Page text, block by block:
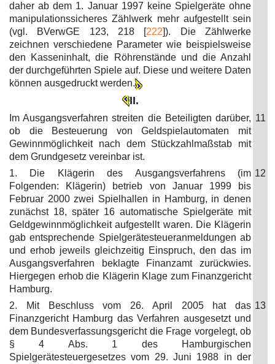
daher ab dem 1. Januar 1997 keine Spielgeräte ohne
manipulationssicheres Zählwerk mehr aufgestellt sein
(vgl. BVerwGE 123, 218 [222]). Die Zählwerke
zeichnen verschiedene Parameter wie beispielsweise
den Kasseninhalt, die Röhrenstände und die Anzahl
der durchgeführten Spiele auf. Diese und weitere Daten
können ausgedruckt werden.
II.
Im Ausgangsverfahren streiten die Beteiligten darüber,
ob die Besteuerung von Geldspielautomaten mit
Gewinnmöglichkeit nach dem Stückzahlmaßstab mit
dem Grundgesetz vereinbar ist.
11
1. Die Klägerin des Ausgangsverfahrens (im
Folgenden: Klägerin) betrieb von Januar 1999 bis
Februar 2000 zwei Spielhallen in Hamburg, in denen
zunächst 18, später 16 automatische Spielgeräte mit
Geldgewinnmöglichkeit aufgestellt waren. Die Klägerin
gab entsprechende Spielgerätesteueranmeldungen ab
und erhob jeweils gleichzeitig Einspruch, den das im
Ausgangsverfahren beklagte Finanzamt zurückwies.
Hiergegen erhob die Klägerin Klage zum Finanzgericht
Hamburg.
12
2. Mit Beschluss vom 26. April 2005 hat das
Finanzgericht Hamburg das Verfahren ausgesetzt und
dem Bundesverfassungsgericht die Frage vorgelegt, ob
§ 4 Abs. 1 des Hamburgischen
Spielgerätesteuergesetzes vom 29. Juni 1988 in der
13